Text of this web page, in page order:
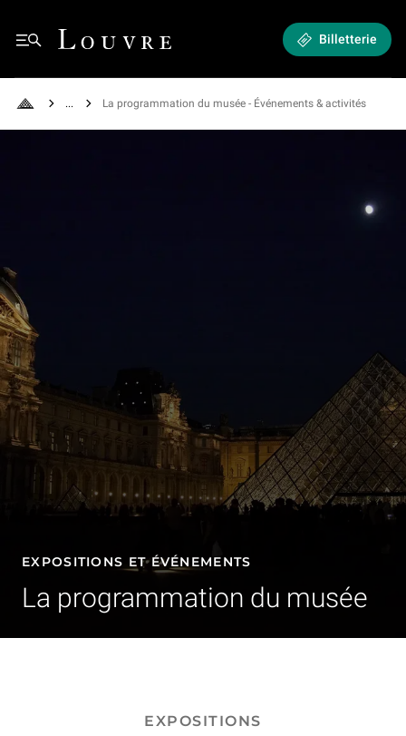
Menu
Louvre - Retour à l'accueil Billetterie
Retour à l'accueil
See all breadcrumbs
La programmation du musée - Événements & activités
EXPOSITIONS ET ÉVÉNEMENTS
La programmation du musée
EXPOSITIONS